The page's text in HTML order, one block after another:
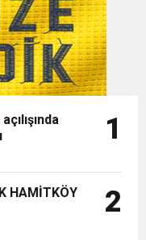
1
HAMİTKÖY
2